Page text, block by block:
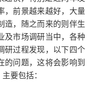
，前景越来越好，大量
造，随之而来的则伴生
及市场调研当中，各种
研过程发现，以下四个
的问题，这将会影响到
要包括：